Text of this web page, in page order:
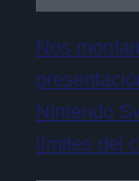
Nos
Nintendo
límites del